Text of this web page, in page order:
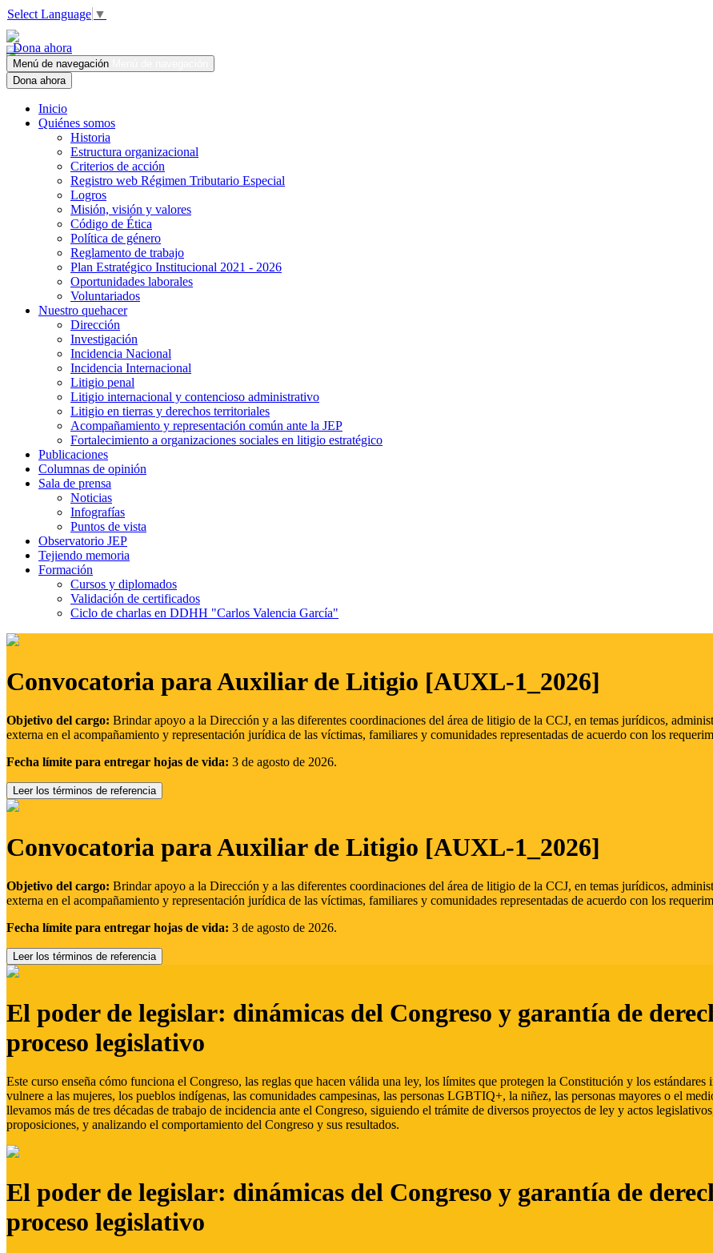
Select Language ▼
Dona ahora
Menú de navegación
Dona ahora
Inicio
Quiénes somos
Historia
Estructura organizacional
Criterios de acción
Registro web Régimen Tributario Especial
Logros
Misión, visión y valores
Código de Ética
Política de género
Reglamento de trabajo
Plan Estratégico Institucional 2021 - 2026
Oportunidades laborales
Voluntariados
Nuestro quehacer
Dirección
Investigación
Incidencia Nacional
Incidencia Internacional
Litigio penal
Litigio internacional y contencioso administrativo
Litigio en tierras y derechos territoriales
Acompañamiento y representación común ante la JEP
Fortalecimiento a organizaciones sociales en litigio estratégico
Publicaciones
Columnas de opinión
Sala de prensa
Noticias
Infografías
Puntos de vista
Observatorio JEP
Tejiendo memoria
Formación
Cursos y diplomados
Validación de certificados
Ciclo de charlas en DDHH "Carlos Valencia García"
Convocatoria para Auxiliar de Litigio [AUXL-1_2026]
Objetivo del cargo: Brindar apoyo a la Dirección y a las diferentes coordinaciones del área de litigio de la CCJ, en temas jurídicos,
externa en el acompañamiento y representación jurídica de las víctimas, familiares y comunidades representadas de acuerdo con los
Fecha límite para entregar hojas de vida: 3 de agosto de 2026.
Leer los términos de referencia
Convocatoria para Auxiliar de Litigio [AUXL-1_2026]
Objetivo del cargo: Brindar apoyo a la Dirección y a las diferentes coordinaciones del área de litigio de la CCJ, en temas jurídicos,
externa en el acompañamiento y representación jurídica de las víctimas, familiares y comunidades representadas de acuerdo con los
Fecha límite para entregar hojas de vida: 3 de agosto de 2026.
Leer los términos de referencia
El poder de legislar: dinámicas del Congreso y garantía de
proceso legislativo
Este curso enseña cómo funciona el Congreso, las reglas que hacen válida una ley, los límites que protegen la Constitución y los
vulnere a las mujeres, los pueblos indígenas, las comunidades campesinas, las personas LGBTIQ+, la niñez, las personas mayores o el
llevamos más de tres décadas de trabajo de incidencia ante el Congreso, siguiendo el trámite de diversos proyectos de ley y actos
proposiciones, y analizando el comportamiento del Congreso y sus resultados.
El poder de legislar: dinámicas del Congreso y garantía de
proceso legislativo